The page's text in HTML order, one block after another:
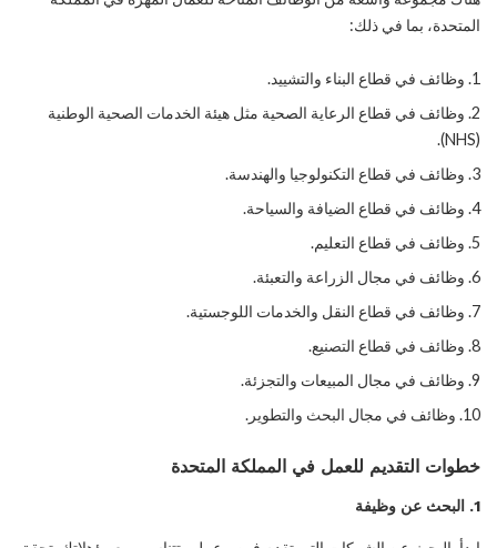
المتحدة، بما في ذلك:
وظائف في قطاع البناء والتشييد.
وظائف في قطاع الرعاية الصحية مثل هيئة الخدمات الصحية الوطنية
(NHS).
وظائف في قطاع التكنولوجيا والهندسة.
وظائف في قطاع الضيافة والسياحة.
وظائف في قطاع التعليم.
وظائف في مجال الزراعة والتعبئة.
وظائف في قطاع النقل والخدمات اللوجستية.
وظائف في قطاع التصنيع.
وظائف في مجال المبيعات والتجزئة.
وظائف في مجال البحث والتطوير.
خطوات التقديم للعمل في المملكة المتحدة
1. البحث عن وظيفة